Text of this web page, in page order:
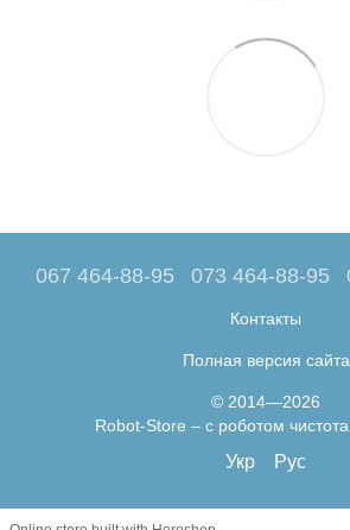
067 464-88-95 073 464-88-95
Контакты
Полная версия сайта
© 2014—2026
Robot-Store – с роботом
Укр Рус